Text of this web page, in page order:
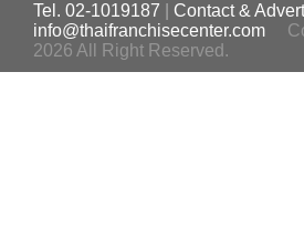
Tel. 02-1019187
Contact &
info@thaifranchisecenter.com
2026 All Right Reserved.